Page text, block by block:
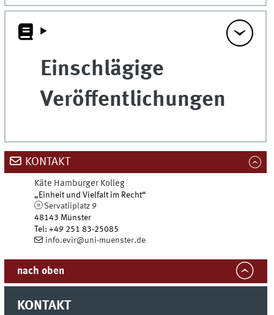
Einschlägige
Veröffentlichungen
KONTAKT
Käte Hamburger Kolleg
„Einheit und Vielfalt im Recht“
Servatiiplatz 9
48143 Münster
Tel:+49 251 83-25085
info.evir@uni-muenster.de
nach oben
KONTAKT